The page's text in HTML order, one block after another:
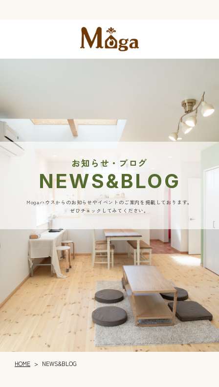
お知らせ・ブログ
NEWS&BLOG
Mogaハウスからのお知らせやイベントのご案内を掲載しております。
ぜひチェックしてみてください。​​​​​​​
HOME > NEWS&BLOG